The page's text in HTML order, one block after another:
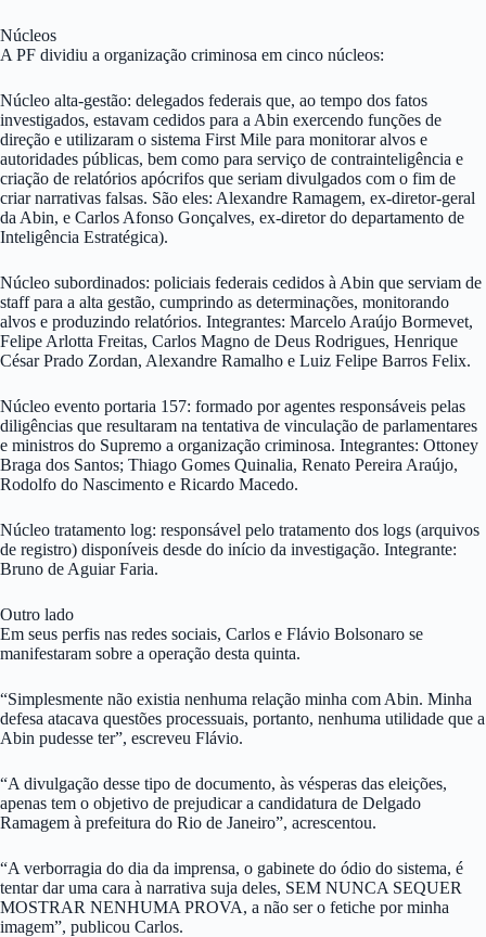
Núcleos
A PF dividiu a organização criminosa em cinco núcleos:
Núcleo alta-gestão: delegados federais que, ao tempo dos fatos
investigados, estavam cedidos para a Abin exercendo funções de
direção e utilizaram o sistema First Mile para monitorar alvos e
autoridades públicas, bem como para serviço de contrainteligência e
criação de relatórios apócrifos que seriam divulgados com o fim de
criar narrativas falsas. São eles: Alexandre Ramagem, ex-diretor-geral
da Abin, e Carlos Afonso Gonçalves, ex-diretor do departamento de
Inteligência Estratégica).
Núcleo subordinados: policiais federais cedidos à Abin que serviam de
staff para a alta gestão, cumprindo as determinações, monitorando
alvos e produzindo relatórios. Integrantes: Marcelo Araújo Bormevet,
Felipe Arlotta Freitas, Carlos Magno de Deus Rodrigues, Henrique
César Prado Zordan, Alexandre Ramalho e Luiz Felipe Barros Felix.
Núcleo evento portaria 157: formado por agentes responsáveis pelas
diligências que resultaram na tentativa de vinculação de parlamentares
e ministros do Supremo a organização criminosa. Integrantes: Ottoney
Braga dos Santos; Thiago Gomes Quinalia, Renato Pereira Araújo,
Rodolfo do Nascimento e Ricardo Macedo.
Núcleo tratamento log: responsável pelo tratamento dos logs (arquivos
de registro) disponíveis desde do início da investigação. Integrante:
Bruno de Aguiar Faria.
Outro lado
Em seus perfis nas redes sociais, Carlos e Flávio Bolsonaro se
manifestaram sobre a operação desta quinta.
“Simplesmente não existia nenhuma relação minha com Abin. Minha
defesa atacava questões processuais, portanto, nenhuma utilidade que a
Abin pudesse ter”, escreveu Flávio.
“A divulgação desse tipo de documento, às vésperas das eleições,
apenas tem o objetivo de prejudicar a candidatura de Delgado
Ramagem à prefeitura do Rio de Janeiro”, acrescentou.
“A verborragia do dia da imprensa, o gabinete do ódio do sistema, é
tentar dar uma cara à narrativa suja deles, SEM NUNCA SEQUER
MOSTRAR NENHUMA PROVA, a não ser o fetiche por minha
imagem”, publicou Carlos.